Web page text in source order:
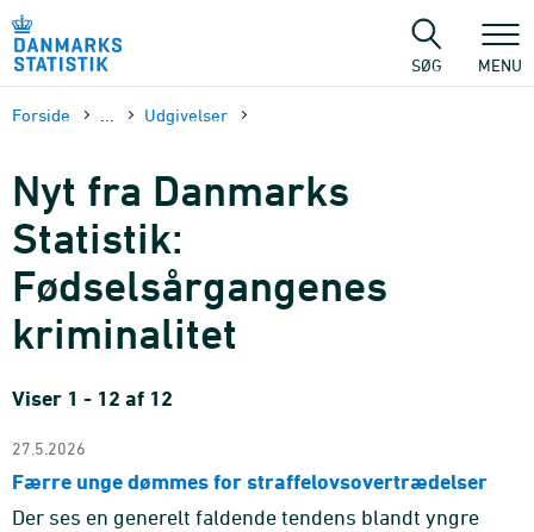
sidens
SØG MENU
Forside Udgivelser
Nyt fra Danmarks
Statistik:
Fødselsårgangenes
kriminalitet
Viser 1 - 12 af 12
27.5.2026
Færre unge dømmes for straffelovsovertrædelser
Der ses en generelt faldende tendens blandt yngre